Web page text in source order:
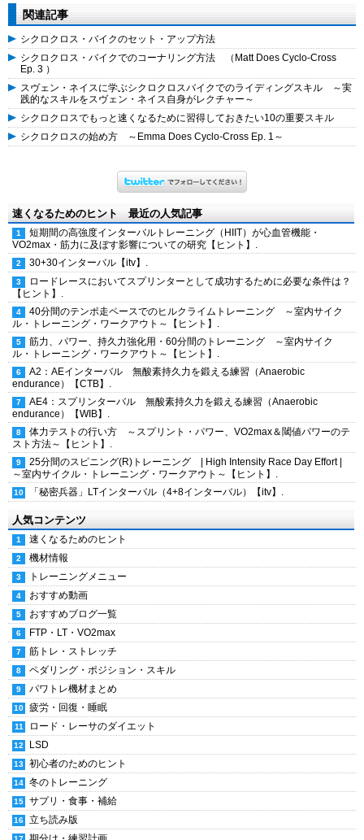
関連記事
シクロクロス・バイクのセット・アップ方法
シクロクロス・バイクでのコーナリング方法 （Matt Does Cyclo-Cross
Ep. 3 ）
スヴェン・ネイスに学ぶシクロクロスバイクでのライディングスキル ～実
践的なスキルをスヴェン・ネイス自身がレクチャー～
シクロクロスでもっと速くなるために習得しておきたい10の重要スキル
シクロクロスの始め方 ～Emma Does Cyclo-Cross Ep. 1～
速くなるためのヒント 最近の人気記事
短期間の高強度インターバルトレーニング（HIIT）が心血管機能・
VO2max・筋力に及ぼす影響についての研究【ヒント】.
30+30インターバル【itv】.
ロードレースにおいてスプリンターとして成功するために必要な条件は？
【ヒント】.
40分間のテンポ走ペースでのヒルクライムトレーニング ～室内サイク
ル・トレーニング・ワークアウト～【ヒント】.
筋力、パワー、持久力強化用・60分間のトレーニング ～室内サイク
ル・トレーニング・ワークアウト～【ヒント】.
A2：AEインターバル 無酸素持久力を鍛える練習（Anaerobic
endurance）【CTB】.
AE4：スプリンターバル 無酸素持久力を鍛える練習（Anaerobic
endurance）【WIB】.
体力テストの行い方 ～スプリント・パワー、VO2max＆閾値パワーのテ
スト方法～【ヒント】.
25分間のスピニング(R)トレーニング | High Intensity Race Day Effort |
～室内サイクル・トレーニング・ワークアウト～【ヒント】.
「秘密兵器」LTインターバル（4+8インターバル）【itv】.
人気コンテンツ
速くなるためのヒント
機材情報
トレーニングメニュー
おすすめ動画
おすすめブログ一覧
FTP・LT・VO2max
筋トレ・ストレッチ
ペダリング・ポジション・スキル
パワトレ機材まとめ
疲労・回復・睡眠
ロード・レーサのダイエット
LSD
初心者のためのヒント
冬のトレーニング
サプリ・食事・補給
立ち読み版